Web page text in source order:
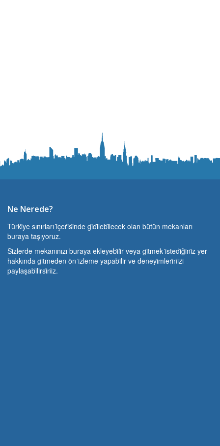
Ne Nerede?
Türki̇ye sınırları i̇çeri̇si̇nde gi̇di̇lebi̇lecek olan bütün mekanları
buraya taşıyoruz.
Si̇zlerde mekanınızı buraya ekleyebi̇li̇r veya gi̇tmek i̇stedi̇ği̇ni̇z yer
hakkında gi̇tmeden ön i̇zleme yapabi̇li̇r ve deneyi̇mleri̇ni̇zi̇
paylaşabi̇li̇rsi̇ni̇z.